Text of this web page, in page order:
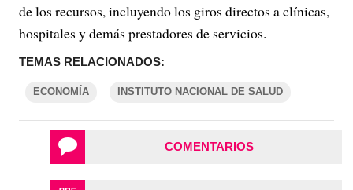
de los recursos, incluyendo los giros directos a clínicas,
hospitales y demás prestadores de servicios.
TEMAS RELACIONADOS:
ECONOMÍA INSTITUTO NACIONAL DE SALUD
COMENTARIOS